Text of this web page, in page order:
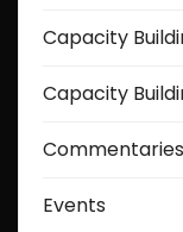
Capacity
Capacity
Commentaries
Events